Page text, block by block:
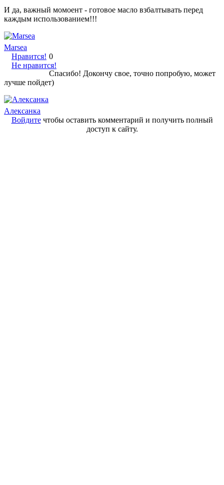
И да, важный момоент - готовое масло взбалтывать перед
каждым использованием!!!
Marsea
Нравится!
Не нравится!
0
Спасибо! Докончу свое, точно попробую, может
лучше пойдет)
Алексанка
Войдитечтобы оставить комментарий и получить полный
доступ к сайту.